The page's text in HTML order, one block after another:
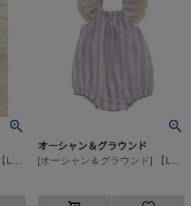
オーシャン＆グラウンド